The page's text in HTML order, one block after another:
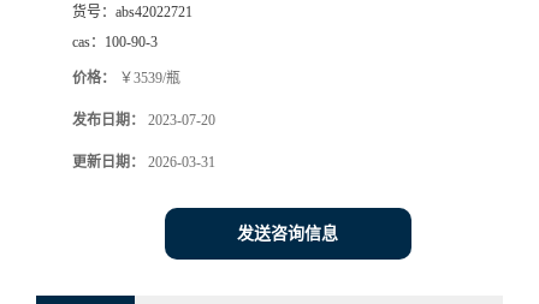
货号： abs42022721
cas： 100-90-3
价格： ￥3539/瓶
发布日期： 2023-07-20
更新日期： 2026-03-31
发送咨询信息